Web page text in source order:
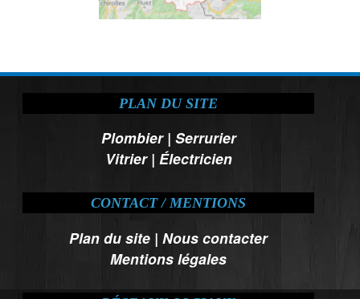
PLAN DU SITE
Plombier| Serrurier
Vitrier| Électricien
CONTACT / MENTIONS
Plan du site |Nous contacter
Mentions légales